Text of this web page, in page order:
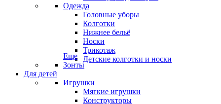
Одежда
Головные уборы
Колготки
Нижнее бельё
Носки
Трикотаж
Детские колготки и носки
Еще
Зонты
Для детей
Игрушки
Мягкие игрушки
Конструкторы